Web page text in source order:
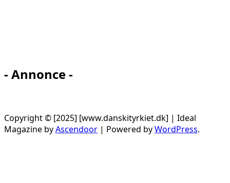
- Annonce -
Copyright © [2025] [www.danskityrkiet.dk] | Ideal
Magazine byAscendoor | Powered byWordPress.